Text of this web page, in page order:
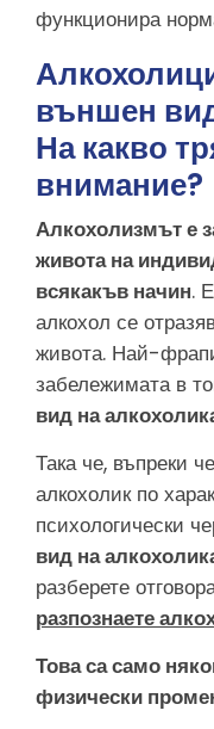
функционира
външен
На какво
внимание?
Алкохолизмът е
живота на
всякакъв начин.
алкохол се
живота. Най-
забележимата в
вид на
Така че, въпреки
алкохолик по
психологически
вид на
разберете
разпознаете
Това са само
физически